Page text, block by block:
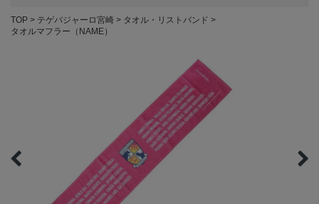
TOP テゲバジャーロ宮崎
タオル・リストバンド
タオルマフラー（NAME）